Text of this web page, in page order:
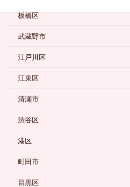
板橋区
武蔵野市
江戸川区
江東区
清瀬市
渋谷区
港区
町田市
目黒区